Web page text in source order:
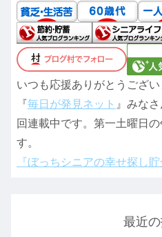
いつも応援ありがとうござい
『毎日が発見ネット 』みな
回連載中です。第一土曜日
す。
『ぼっちシニアの幸せ探し貯
最近